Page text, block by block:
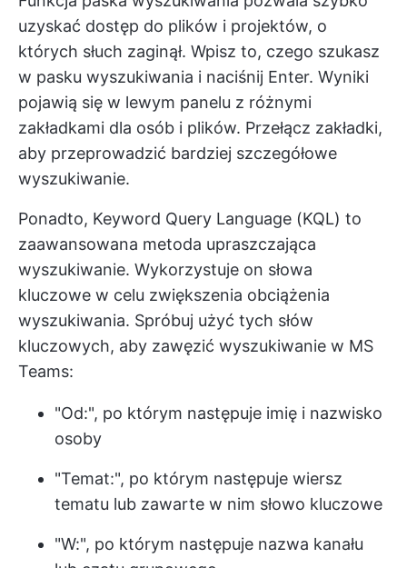
uzyskać dostęp do plików i projektów, o
których słuch zaginął. Wpisz to, czego szukasz
w pasku wyszukiwania i naciśnij Enter. Wyniki
pojawią się w lewym panelu z różnymi
zakładkami dla osób i plików. Przełącz zakładki,
aby przeprowadzić bardziej szczegółowe
wyszukiwanie.
Ponadto, Keyword Query Language (KQL) to
zaawansowana metoda upraszczająca
wyszukiwanie. Wykorzystuje on słowa
kluczowe w celu zwiększenia obciążenia
wyszukiwania. Spróbuj użyć tych słów
kluczowych, aby zawęzić wyszukiwanie w MS
Teams:
"Od:", po którym następuje imię i nazwisko
osoby
"Temat:", po którym następuje wiersz
tematu lub zawarte w nim słowo kluczowe
"W:", po którym następuje nazwa kanału